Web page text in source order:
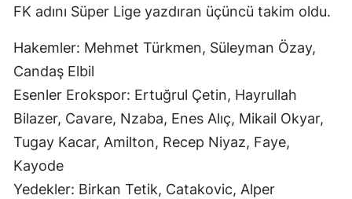
FK adını Süper Lige yazdıran üçüncü takim oldu.
Hakemler: Mehmet Türkmen, Süleyman Özay,
Candaş Elbil
Esenler Erokspor: Ertuğrul Çetin, Hayrullah
Bilazer, Cavare, Nzaba, Enes Alıç, Mikail Okyar,
Tugay Kacar, Amilton, Recep Niyaz, Faye,
Kayode
Yedekler: Birkan Tetik, Catakovic, Alper